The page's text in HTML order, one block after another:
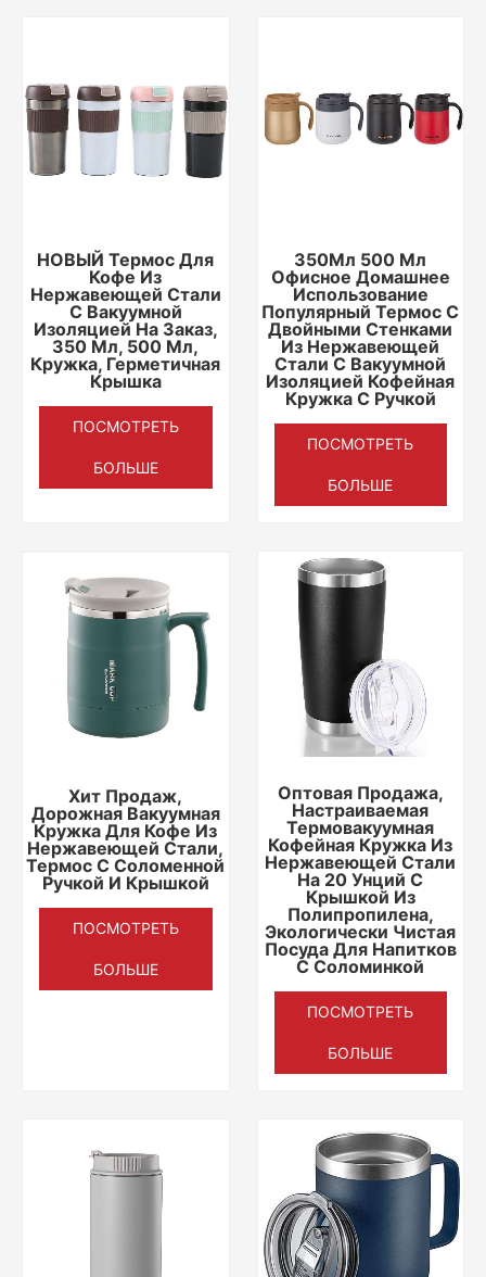
НОВЫЙ Термос Для
Кофе Из
Нержавеющей Стали
С Вакуумной
Изоляцией На Заказ,
350 Мл, 500 Мл,
Кружка, Герметичная
Крышка
ПОСМОТРЕТЬ
БОЛЬШЕ
350Мл 500 Мл
Офисное Домашнее
Использование
Популярный Термос С
Двойными Стенками
Из Нержавеющей
Стали С Вакуумной
Изоляцией Кофейная
Кружка С Ручкой
ПОСМОТРЕТЬ
БОЛЬШЕ
Хит Продаж,
Дорожная Вакуумная
Кружка Для Кофе Из
Нержавеющей Стали,
Термос С Соломенной
Ручкой И Крышкой
ПОСМОТРЕТЬ
БОЛЬШЕ
Оптовая Продажа,
Настраиваемая
Термовакуумная
Кофейная Кружка Из
Нержавеющей Стали
На 20 Унций С
Крышкой Из
Полипропилена,
Экологически Чистая
Посуда Для Напитков
С Соломинкой
ПОСМОТРЕТЬ
БОЛЬШЕ